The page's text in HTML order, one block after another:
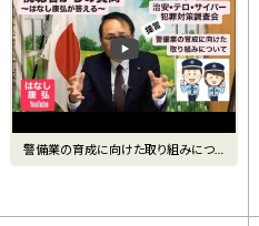
警備業の育成に向けた取り組みにつ
いて